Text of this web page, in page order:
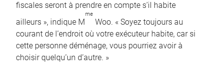
fiscales seront à prendre en compte s’il habite
ailleurs », indique M
me
Woo. « Soyez toujours au
courant de l’endroit où votre exécuteur habite, car si
cette personne déménage, vous pourriez avoir à
choisir quelqu’un d’autre. »